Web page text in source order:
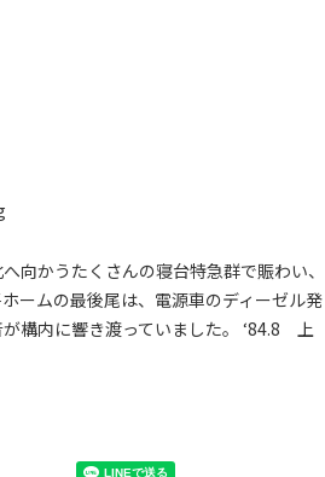
向かうたくさんの寝台特急群で賑わい、
ームの最後尾は、電源車のディーゼル発
構内に響き渡っていました。 ‘84.8 上